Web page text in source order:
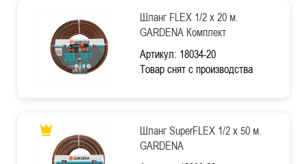
Шланг FLEX 1/2 х 20 м.
GARDENA Комплект
Артикул: 18034-20
Товар снят с производства
Шланг SuperFLEX 1/2 х 50 м.
GARDENA